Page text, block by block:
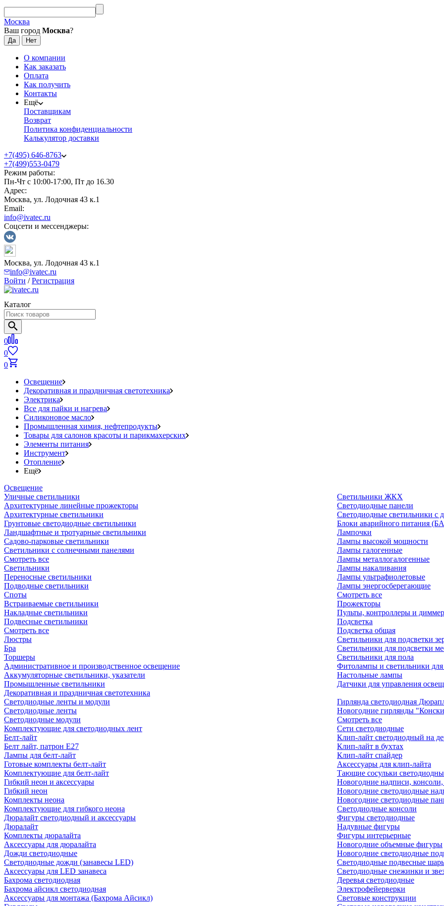
Москва
Ваш город Москва?
О компании
Как заказать
Оплата
Как получить
Контакты
Ещё
Поставщикам
Возврат
Политика конфиденциальности
Калькулятор доставки
+7(495) 646-8763
+7(499)553-0479
Режим работы:
Пн-Чт с 10:00-17:00, Пт до 16.30
Адрес:
Москва, ул. Лодочная 43 к.1
Email:
info@ivatec.ru
Соцсети и мессенджеры:
Москва, ул. Лодочная 43 к.1
info@ivatec.ru
Войти /Регистрация
Каталог
0
0
0
Освещение
Декоративная и праздничная светотехника
Электрика
Все для пайки и нагрева
Силиконовое масло
Промышленная химия, нефтепродукты
Товары для салонов красоты и парикмахерских
Элементы питания
Инструмент
Отопление
Ещё
Освещение
Уличные светильники
Архитектурные линейные прожекторы
Архитектурные светильники
Грунтовые светодиодные светильники
Ландшафтные и тротуарные светильники
Садово-парковые светильники
Светильники с солнечными панелями
Смотреть все
Светильники
Переносные светильники
Подводные светильники
Споты
Встраиваемые светильники
Накладные светильники
Подвесные светильники
Смотреть все
Люстры
Бра
Торшеры
Административное и производственное освещение
Аккумуляторные светильники, указатели
Промышленные светильники
Светильники ЖКХ
Светодиодные панели
Светодиодные светильники с
Блоки аварийного питания
Лампочки
Лампы высокой мощности
Лампы галогенные
Лампы металлогалогенные
Лампы накаливания
Лампы ультрафиолетовые
Лампы энергосберегающие
Смотреть все
Прожекторы
Пульты, контроллеры и
Подсветка
Подсветка общая
Светильники для подсветки
Светильники для подсветки
Светильники для пола
Фитолампы и светильники
Настольные лампы
Датчики для управления
Декоративная и праздничная светотехника
Светодиодные ленты и модули
Светодиодные ленты
Светодиодные модули
Комплектующие для светодиодных лент
Белт-лайт
Белт лайт, патрон Е27
Лампы для белт-лайт
Готовые комплекты белт-лайт
Комплектующие для белт-лайт
Гибкий неон и аксессуары
Гибкий неон
Комплекты неона
Комплектующие для гибкого неона
Дюралайт светодиодный и аксессуары
Дюралайт
Комплекты дюралайта
Аксессуары для дюралайта
Дожди светодиодные
Светодиодные дожди (занавесы LED)
Аксессуары для LED занавеса
Бахрома светодиодная
Бахрома айсикл светодиодная
Аксессуары для монтажа (Бахрома Айсикл)
Гирлянда светодиодная
Новогодние гирлянды
Смотреть все
Сети светодиодные
Клип-лайт светодиодный на
Клип-лайт в бухтах
Клип-лайт спайдер
Аксессуары для клип-лайта
Тающие сосульки
Новогодние надписи,
Новогодние светодиодные
Новогодние светодиодные
Светодиодные консоли
Фигуры светодиодные
Надувные фигуры
Фигуры интерьерные
Новогодние объемные фигуры
Новогодние светодиодные
Светодиодные подвесные
Светодиодные снежинки и
Деревья светодиодные
Электрофейерверки
Световые конструкции